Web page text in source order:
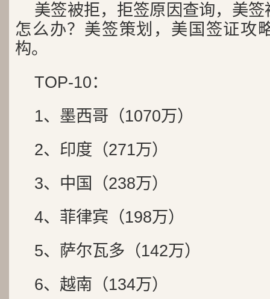
美签被拒，拒签原因查询，美
怎么办？美签策划，美国签证攻
构。
TOP-10：
1、墨西哥（1070万）
2、印度（271万）
3、中国（238万）
4、菲律宾（198万）
5、萨尔瓦多（142万）
6、越南（134万）